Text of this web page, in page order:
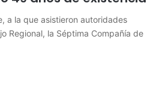
a la que asistieron autoridades
Regional, la Séptima Compañía de